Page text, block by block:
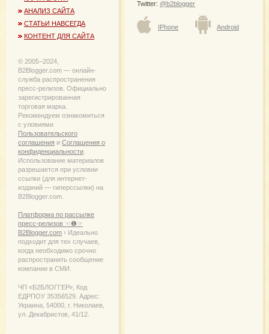
АНАЛИЗ САЙТА
СТАТЬИ НАВСЕГДА
КОНТЕНТ ДЛЯ САЙТА
© 2005−2024,
B2Blogger.com — онлайн-
служба распространения
пресс-релизов. Официально
зарегистрированная
торговая марка.
Рекомендуем ознакомиться
с уловиями
Пользовательского
соглашения и Соглашения о
конфиденциальности
Использование материалов
разрешается при условии
ссылки (для интернет-
изданий — гиперссылки) на
B2Blogger.com.
Платформа по рассылке
пресс-релизов ☜❶☞
B2Blogger.com › Идеально
подходит для тех случаев,
когда необходимо срочно
распространить сообщение
компании в СМИ.
ЧП «Б2БЛОГГЕР», Код
ЕДРПОУ 35356529. Адрес:
Украина, 54000, г. Николаев,
ул. Декабристов, 41/12.
Twitter: @b2blogger
IPhone Android